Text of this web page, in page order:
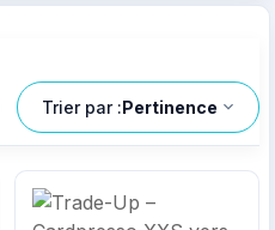
Trier par :Pertinence